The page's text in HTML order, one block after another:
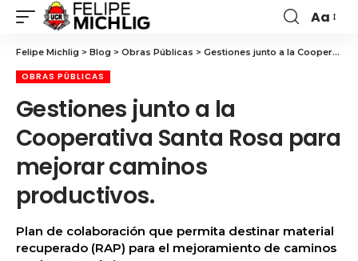
Aa
Felipe Michlig > Blog > Obras Públicas > Gestiones junto a la Cooperativa Santa Rosa para mejorar caminos productivos.
OBRAS PÚBLICAS
Gestiones junto a la
Cooperativa Santa Rosa para
mejorar caminos
productivos.
Plan de colaboración que permita destinar material
recuperado (RAP) para el mejoramiento de caminos